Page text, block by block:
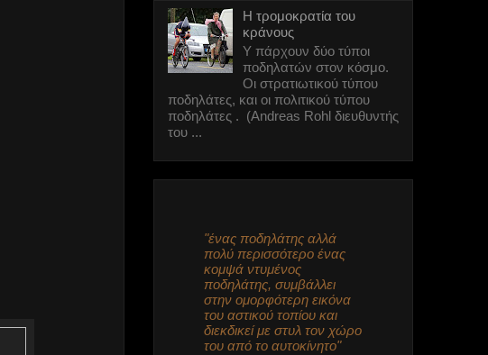
Πολύ ωραίο στυλ!
#115 (στα χιόνια!)
Πόλεις χωρίς
αυτοκίνητα - 7
μύθοι
καταρρίπτονται
ποδηλατόδρομου
στο οδόστρωμα.
Η τρομοκρατία του
κράνους
Υ πάρχουν δύο τύποι
ποδηλατών στον κόσμο.
Οι στρατιωτικού τύπου
ποδηλάτες, και οι πολιτικού τύπου
ποδηλάτες . (Andreas Rohl διευθυντής
του ...
"ένας ποδηλάτης αλλά
πολύ περισσότερο ένας
κομψά ντυμένος
ποδηλάτης, συμβάλλει
στην ομορφότερη εικόνα
του αστικού τοπίου και
διεκδικεί με στυλ τον χώρο
του από το αυτοκίνητο"